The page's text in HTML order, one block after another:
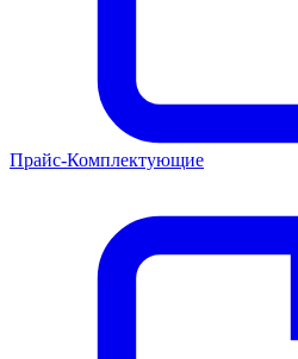
Прайс-Комплектующие